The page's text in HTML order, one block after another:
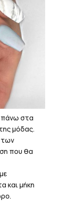
πάνω στα
μόδας.
των
που θα
και μήκη